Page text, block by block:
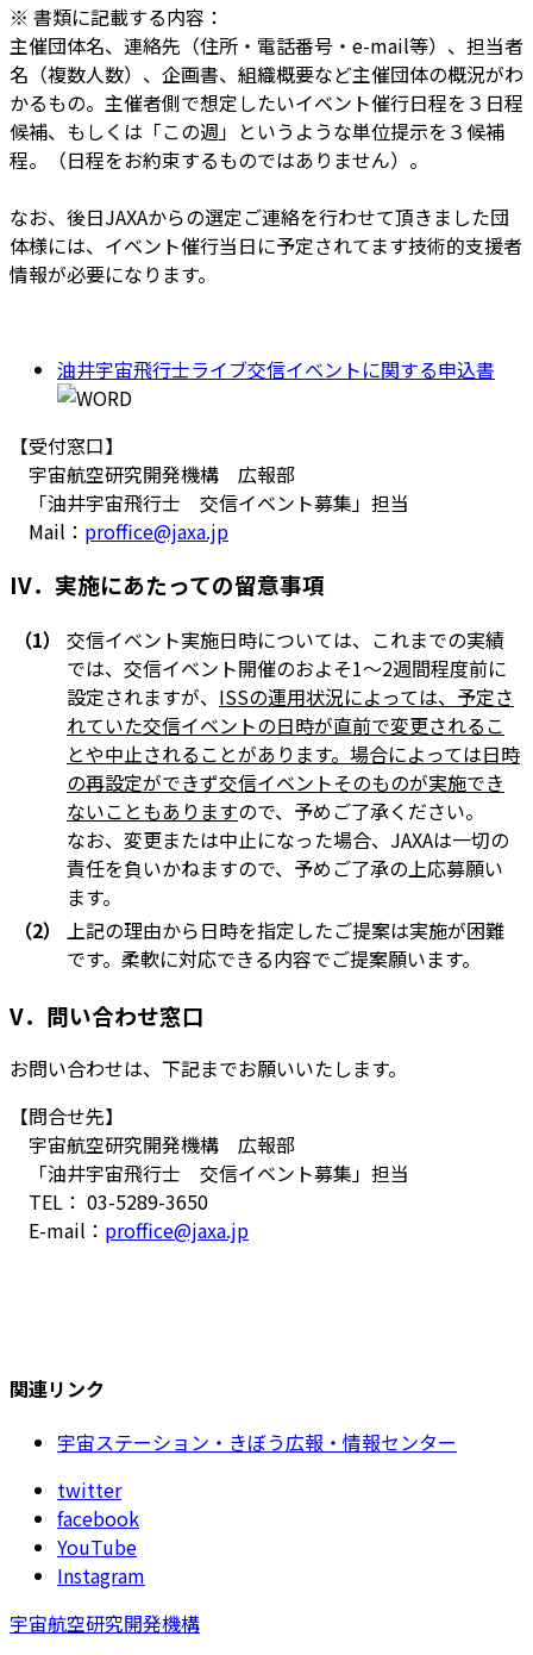
※ 書類に記載する内容：
主催団体名、連絡先（住所・電話番号・e-mail等）、担当者
名（複数人数）、企画書、組織概要など主催団体の概況がわ
かるもの。主催者側で想定したいイベント催行日程を３日程
候補、もしくは「この週」というような単位提示を３候補
程。（日程をお約束するものではありません）。
なお、後日JAXAからの選定ご連絡を行わせて頂きました団
体様には、イベント催行当日に予定されてます技術的支援者
情報が必要になります。
油井宇宙飛行士ライブ交信イベントに関する申込書
【受付窓口】
宇宙航空研究開発機構 広報部
「油井宇宙飛行士 交信イベント募集」担当
Mail： proffice@jaxa.jp
IV．実施にあたっての留意事項
（1）
交信イベント実施日時については、これまでの実績
では、交信イベント開催のおよそ1～2週間程度前に
設定されますが、 ISSの運用状況によっては、予定さ
れていた交信イベントの日時が直前で変更されるこ
とや中止されることがあります。場合によっては日時
の再設定ができず交信イベントそのものが実施でき
ないこともありますので、予めご了承ください。
なお、変更または中止になった場合、JAXAは一切の
責任を負いかねますので、予めご了承の上応募願い
ます。
（2）
上記の理由から日時を指定したご提案は実施が困難
です。柔軟に対応できる内容でご提案願います。
V．問い合わせ窓口
お問い合わせは、下記までお願いいたします。
【問合せ先】
宇宙航空研究開発機構 広報部
「油井宇宙飛行士 交信イベント募集」担当
TEL： 03-5289-3650
E-mail： proffice@jaxa.jp
関連リンク
宇宙ステーション・きぼう広報・情報センター
twitter
facebook
YouTube
Instagram
宇宙航空研究開発機構